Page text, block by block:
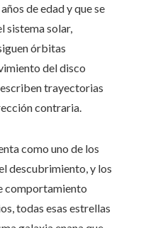
de edad y que se
sistema solar,
órbitas
del disco
trayectorias
contraria.
como uno de los
descubrimiento, y los
comportamiento
todas esas estrellas